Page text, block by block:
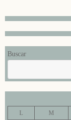
Buscar
L
M